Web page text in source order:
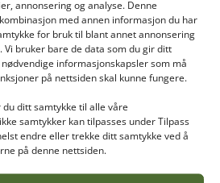
annonsering og analyse. Denne
med annen informasjon du har
for bruk til blant annet annonsering
bruker bare de data som du gir ditt
informasjonskapsler som må
på nettsiden skal kunne fungere.
ditt samtykke til alle våre
samtykker kan tilpasses under Tilpass
endre eller trekke ditt samtykke ved å
på denne nettsiden.
av bruk av lederstil, men
få bedre potensiale innen
å si?
En gåtur etter middag eller
i vinter, er deilig for oss som
hele dagen. Vi bruker
pizzakveld og vært på